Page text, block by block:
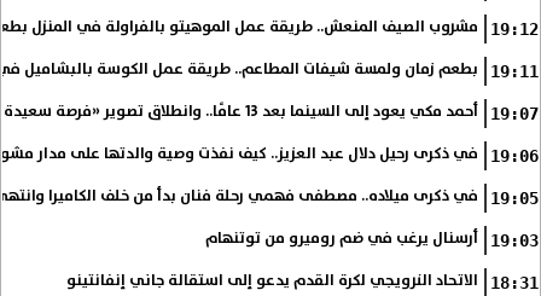
19:12 مشروب الصيف المنعش.. طريقة عمل الموهيتو بالفراولة في المنزل
19:11 بطعم زمان ولمسة شيفات المطاعم.. طريقة عمل الكوسة بالبشاميل
19:07 أحمد مكي يعود إلى السينما بعد 13 عامًا.. وانطلاق تصوير «فرصة سعيدة»
19:06 في ذكرى رحيل دلال عبد العزيز.. كيف نفذت وصية والدتها على مدار
19:05 في ذكرى ميلاده.. مصطفى فهمي رحلة فنان بدأ من خلف الكاميرا وانتهى
19:03 أرسنال يرغب في ضم روميرو من توتنهام
18:31 الاتحاد النرويجي لكرة القدم يدعو إلى استقالة جاني إنفانتينو